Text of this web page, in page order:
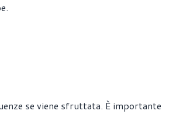
se viene sfruttata. È importante